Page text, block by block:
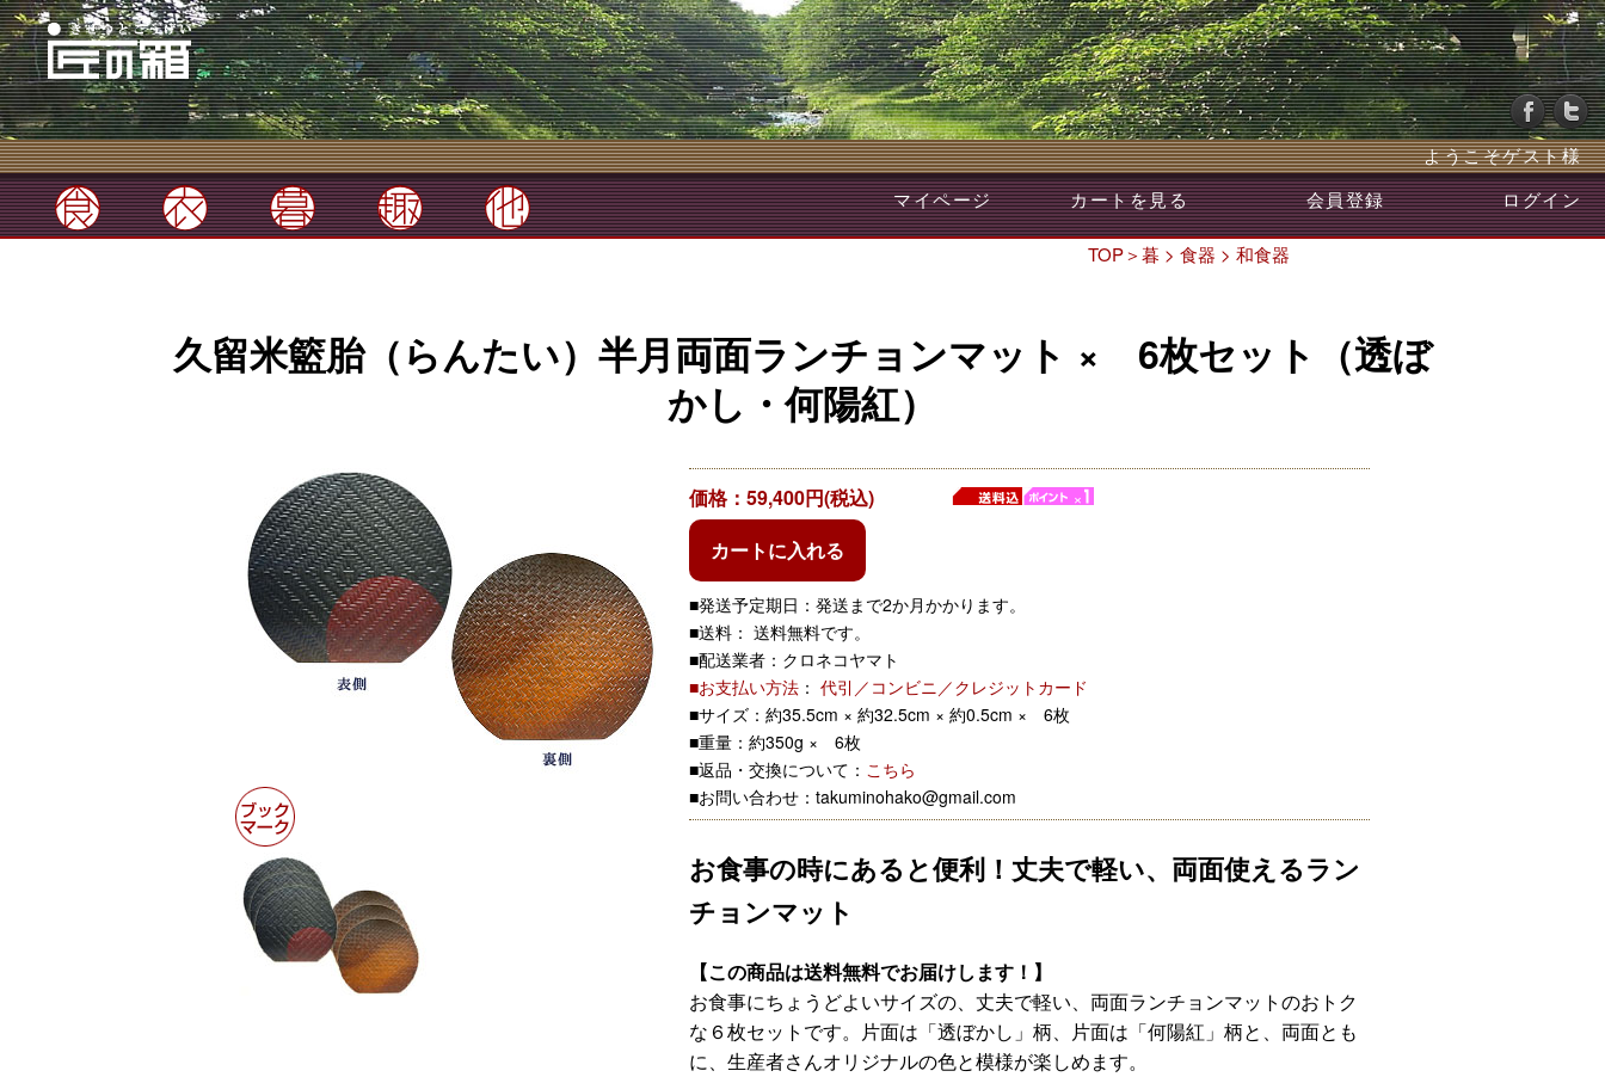
ようこそゲスト様
マイページ
カートを見る 会員登録 ログイン
TOP＞暮 > 食器 > 和食器
久留米籃胎（らんたい）半月両面ランチョンマット × 6枚セット（透ぼ
かし・何陽紅）
価格：59,400円(税込)
カートに入れる
■発送予定期日： 発送まで2か月かかります。
■送料： 送料無料です。
■配送業者：クロネコヤマト
■お支払い方法 ： 代引／コンビニ／クレジットカード
■サイズ：約35.5cm × 約32.5cm × 約0.5cm × 6枚
■重量：約350g × 6枚
■返品・交換について： こちら
■お問い合わせ：takuminohako@gmail.com
お食事の時にあると便利！丈夫で軽い、両面使えるラン
チョンマット
【この商品は送料無料でお届けします！】
お食事にちょうどよいサイズの、丈夫で軽い、両面ランチョンマットのおトク
な６枚セットです。片面は「透ぼかし」柄、片面は「何陽紅」柄と、両面とも
に、生産者さんオリジナルの色と模様が楽しめます。